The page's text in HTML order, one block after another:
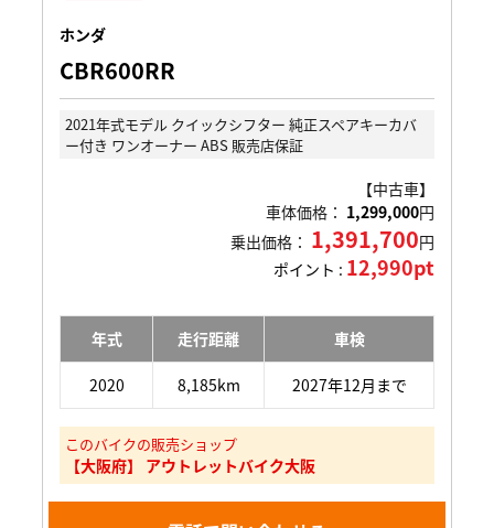
ホンダ
CBR600RR
2021年式モデル クイックシフター 純正スペアキーカバ
ー付き ワンオーナー ABS 販売店保証
【中古車】
車体価格： 1,299,000円
乗出価格： 1,391,700円
ポイント : 12,990pt
年式 走行距離 車検
2020 8,185km 2027年12月まで
このバイクの販売ショップ
【大阪府】 アウトレットバイク大阪